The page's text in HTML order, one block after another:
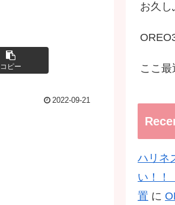
コピー
2022-09-21
お久し
ここ最
ハリネ
い！！
置 に